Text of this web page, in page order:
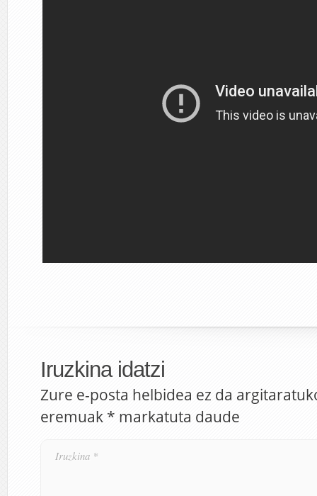
Iruzkina idatzi
Zure e-posta helbidea ez da
eremuak * markatuta daude